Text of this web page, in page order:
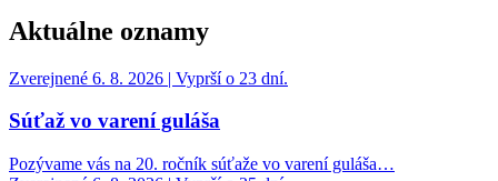
Aktuálne oznamy
Zverejnené 6. 8. 2026 | Vyprší o 23 dní.
Súťaž vo varení guláša
Pozývame vás na 20. ročník súťaže vo varení guláša…